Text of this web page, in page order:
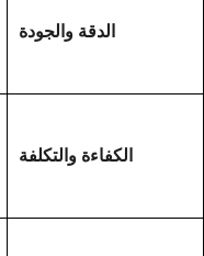
الدقة والجودة
الكفاءة والتكلفة